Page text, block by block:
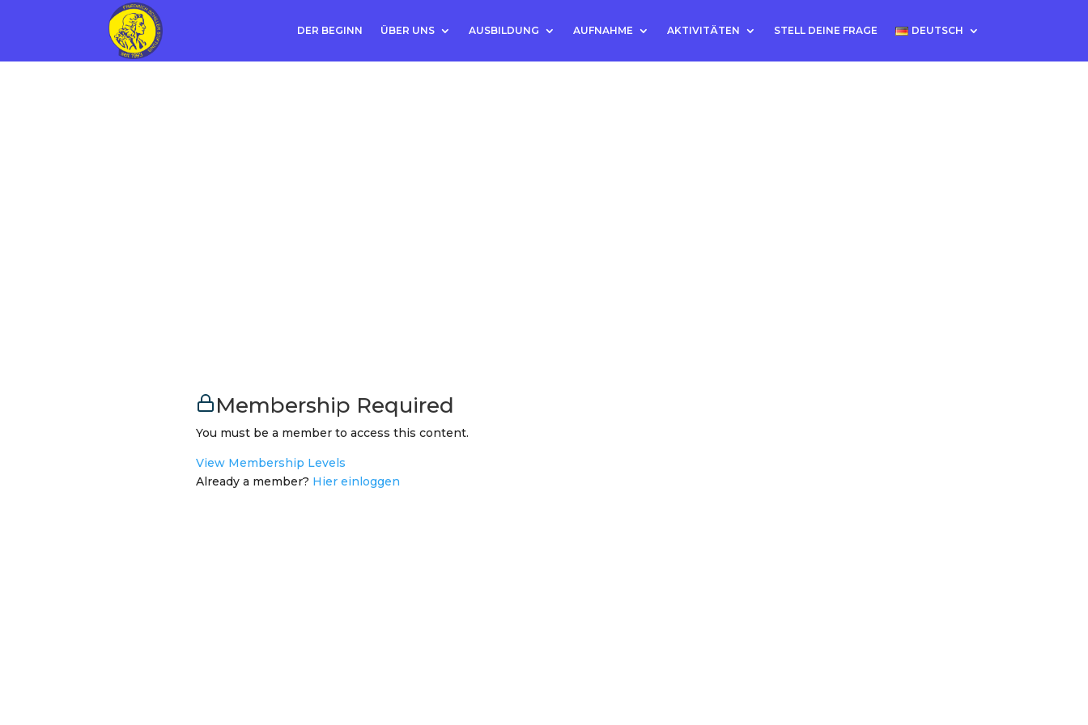
DER BEGINN ÜBER UNS AUSBILDUNG AUFNAHME AKTIVITÄTEN STELL DEINE FRAGE DEUTSCH
Membership Required
You must be a member to access this content.
View Membership Levels
Already a member? Hier einloggen